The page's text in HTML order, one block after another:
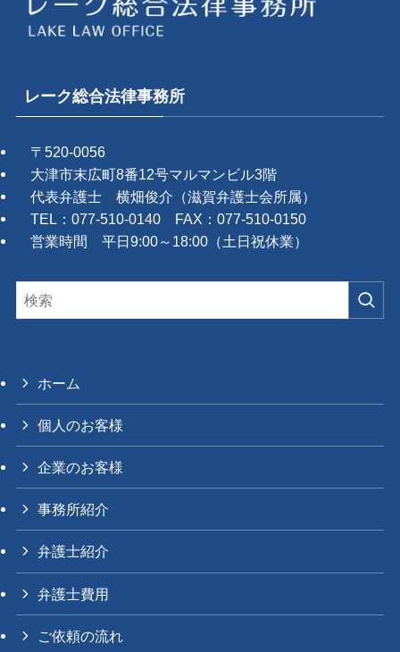
レーク総合法律事務所
〒520-0056
大津市末広町8番12号マルマンビル3階
代表弁護士 横畑俊介（滋賀弁護士会所属）
TEL：077-510-0140 FAX：077-510-0150
営業時間 平日9:00～18:00（土日祝休業）
ホーム
個人のお客様
企業のお客様
事務所紹介
弁護士紹介
弁護士費用
ご依頼の流れ